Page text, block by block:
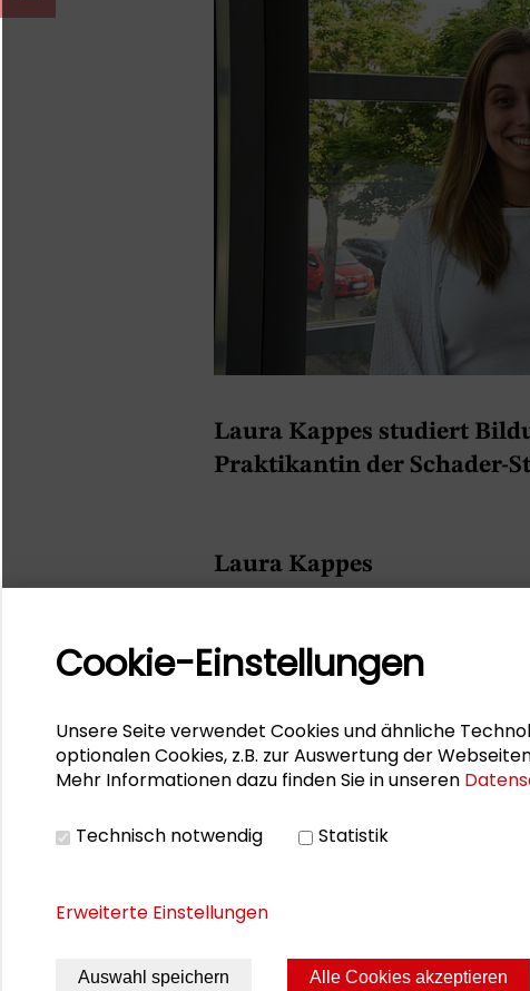
Laura Kappes studiert
Praktikantin der Schader-
Laura Kappes
Schader-Stiftung. Sie studiert
Eberhard Karls Universität
Bildungsphilosophie, die
interdisziplinäre
Dimensionen von Bildung und
Wohngruppe für Jugendliche.
Seite drucken Sitemap Impressum
Cookie-Einstellungen
Unsere Seite verwendet Cookies und ähnliche
optionalen Cookies, z.B. zur Auswertung der
Mehr Informationen dazu finden Sie in unseren
Technisch notwendig Statistik
Erweiterte Einstellungen
Auswahl speichern Alle Cookies akzeptieren